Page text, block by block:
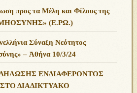
προς τα Μέλη και Φίλους της
(Ε.ΡΩ.)
Σύναξη Νεότητος
– Ἀθήνα 10/3/24
ΕΝΔΙΑΦΕΡΟΝΤΟΣ
ΔΙΑΔΙΚΤΥΑΚΟ